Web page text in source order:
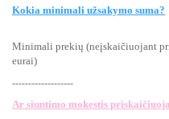
Kokia minimali užsakymo suma?
Minimali prekių (neįskaičiuojant
eurai)
-------------------
Ar siuntimo mokestis